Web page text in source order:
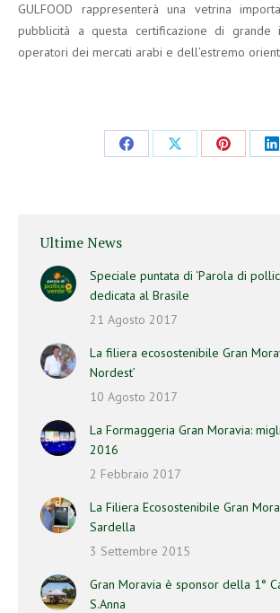
GULFOOD rappresenterà una vetrina
pubblicità a questa certificazione di grande
operatori dei mercati arabi e dell’estremo
Ultime News
Speciale puntata di ‘Parola di
dedicata al Brasile
21 Agosto 2017
La filiera ecosostenibile Gran
Nordest’
10 Agosto 2017
La Formaggeria Gran Moravia:
2016
2 Febbraio 2017
La Filiera Ecosostenibile Gran
Sardella
3 Settembre 2015
Gran Moravia è sponsor della 1°
S.Anna